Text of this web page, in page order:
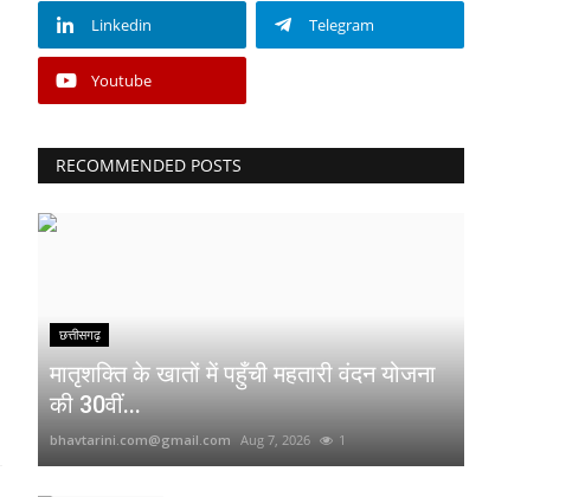
Linkedin Telegram
Youtube
RECOMMENDED POSTS
छत्तीसगढ़
मातृशक्ति के खातों में पहुँची महतारी वंदन योजना
की 30वीं...
bhavtarini.com@gmail.com Aug 7, 2026 1